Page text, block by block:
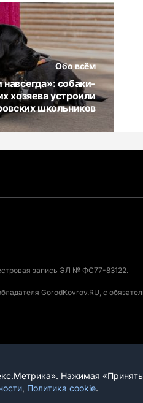
Обо всём
собаки-
хозяева устроили
школьников
запись ЭЛ № ФС77-83122.
GorodKovrov.RU, с
Нажимая
, Политика cookie.